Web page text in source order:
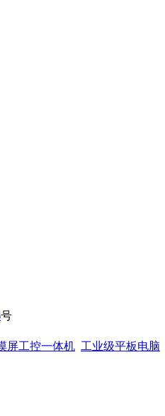
号
屏工控一体机 工业级平板电脑